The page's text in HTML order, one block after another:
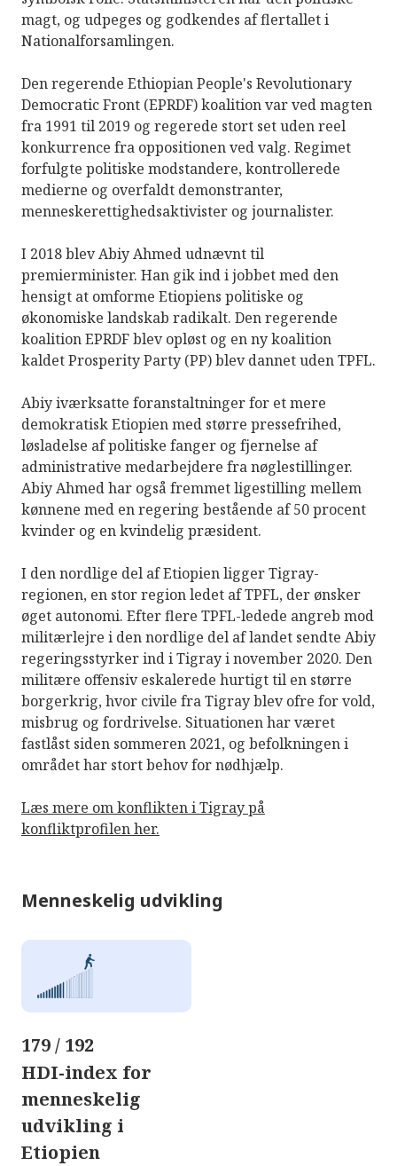
magt, og udpeges og godkendes af flertallet i
Nationalforsamlingen.
Den regerende Ethiopian People's Revolutionary
Democratic Front (EPRDF) koalition var ved magten
fra 1991 til 2019 og regerede stort set uden reel
konkurrence fra oppositionen ved valg. Regimet
forfulgte politiske modstandere, kontrollerede
medierne og overfaldt demonstranter,
menneskerettighedsaktivister og journalister.
I 2018 blev Abiy Ahmed udnævnt til
premierminister. Han gik ind i jobbet med den
hensigt at omforme Etiopiens politiske og
økonomiske landskab radikalt. Den regerende
koalition EPRDF blev opløst og en ny koalition
kaldet Prosperity Party (PP) blev dannet uden TPFL.
Abiy iværksatte foranstaltninger for et mere
demokratisk Etiopien med større pressefrihed,
løsladelse af politiske fanger og fjernelse af
administrative medarbejdere fra nøglestillinger.
Abiy Ahmed har også fremmet ligestilling mellem
kønnene med en regering bestående af 50 procent
kvinder og en kvindelig præsident.
I den nordlige del af Etiopien ligger Tigray-
regionen, en stor region ledet af TPFL, der ønsker
øget autonomi. Efter flere TPFL-ledede angreb mod
militærlejre i den nordlige del af landet sendte Abiy
regeringsstyrker ind i Tigray i november 2020. Den
militære offensiv eskalerede hurtigt til en større
borgerkrig, hvor civile fra Tigray blev ofre for vold,
misbrug og fordrivelse. Situationen har været
fastlåst siden sommeren 2021, og befolkningen i
området har stort behov for nødhjælp.
Læs mere om konflikten i Tigray på
konfliktprofilen her.
Menneskelig udvikling
179 / 192
HDI-index for
menneskelig
udvikling i
Etiopien